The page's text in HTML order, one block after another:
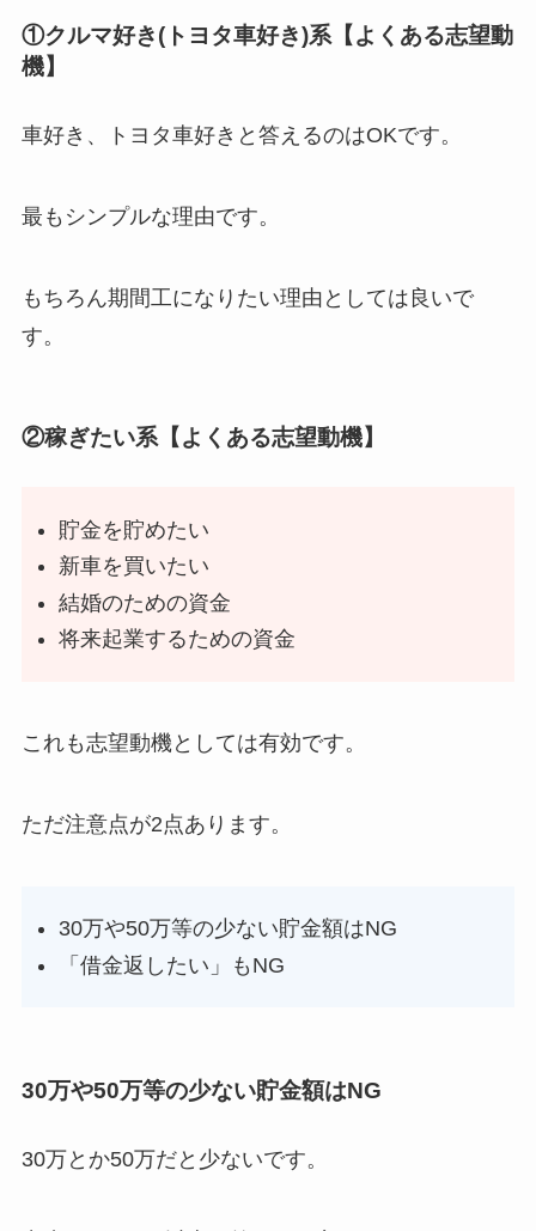
①クルマ好き(トヨタ車好き)系【よくある志望動
機】
車好き、トヨタ車好きと答えるのはOKです。
最もシンプルな理由です。
もちろん期間工になりたい理由としては良いで
す。
②稼ぎたい系【よくある志望動機】
貯金を貯めたい
新車を買いたい
結婚のための資金
将来起業するための資金
これも志望動機としては有効です。
ただ注意点が2点あります。
30万や50万等の少ない貯金額はNG
「借金返したい」もNG
30万や50万等の少ない貯金額はNG
30万とか50万だと少ないです。